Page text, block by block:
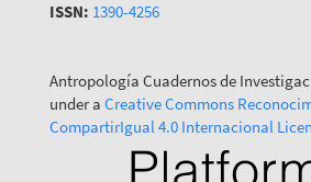
ISSN: 1390-4256
Antropología Cuadernos de
under a Creative Commons
CompartirIgual 4.0 Internacional